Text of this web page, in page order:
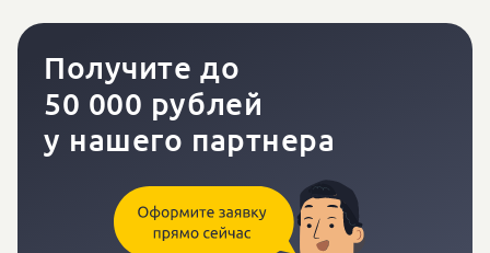
Калькулятор
Получитедо
50 000 рублей
у нашего партнера